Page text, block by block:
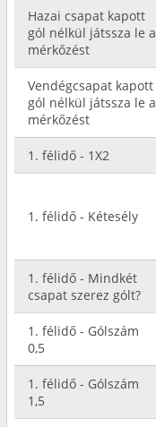
Hazai csapat kapott
gól nélkül játssza le a
mérkőzést
Vendégcsapat kapott
gól nélkül játssza le a
mérkőzést
1. félidő - 1X2
1. félidő - Kétesély
1. félidő - Mindkét
csapat szerez gólt?
1. félidő - Gólszám
0,5
1. félidő - Gólszám
1,5